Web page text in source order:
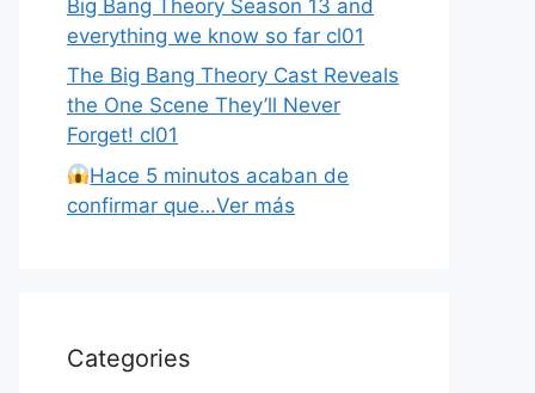
Big Bang Theory Season 13 and
everything we know so far cl01
The Big Bang Theory Cast Reveals
the One Scene They’ll Never
Forget! cl01
Hace 5 minutos acaban de
confirmar que…Ver más
Categories